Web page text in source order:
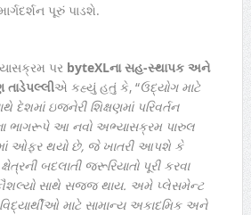
પૂરું પાડશે.
પર byteXLના સહ-સ્થાપક અને
એ કહ્યું હતું કે, “ઉદ્યોગ માટે
ઇજનેરી શિક્ષણમાં પરિવર્તન
ભાગરૂપે આ નવો અભ્યાસક્રમ પારુલ
ઓફર થયો છે, જે ખાતરી આપશે કે
બદલાતી જરૂરિયાતો પૂરી કરવા
કૌશલ્યો સાથે સજ્જ થાય. અમે પ્લેસમેન્ટ
માટે સામાન્ય અકાદમિક અને